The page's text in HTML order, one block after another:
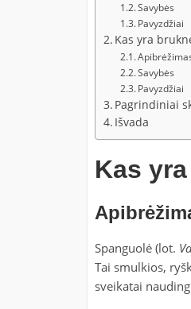
Savybės
Pavyzdžiai
Kas yra
Savybės
Pavyzdžiai
Pagrindiniai
Išvada
Kas
Spanguolė (lot.
Tai smulkios,
sveikatai